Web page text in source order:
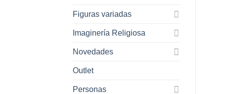
Figuras variadas
Imaginería Religiosa
Novedades
Outlet
Personas